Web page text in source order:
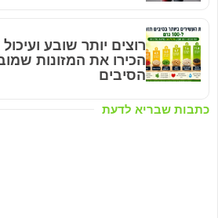
כתבות שבריא לדעת
רוצים יותר שובע
הכירו את המזונות
הסיבים